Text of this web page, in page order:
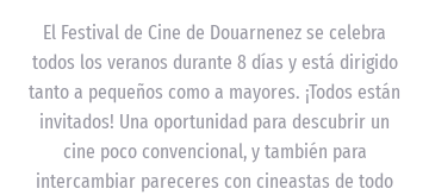
El Festival de Cine de Douarnenez se celebra
todos los veranos durante 8 días y está dirigido
tanto a pequeños como a mayores. ¡Todos están
invitados! Una oportunidad para descubrir un
cine poco convencional, y también para
intercambiar pareceres con cineastas de todo